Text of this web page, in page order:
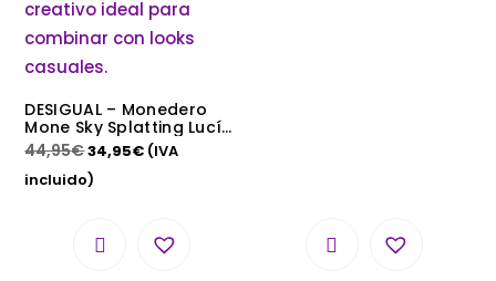
DESIGUAL – Monedero
Mone Sky Splatting Lucía
Mujer Negro 11x10x3cm
44,95€34,95€ (IVA
incluido)